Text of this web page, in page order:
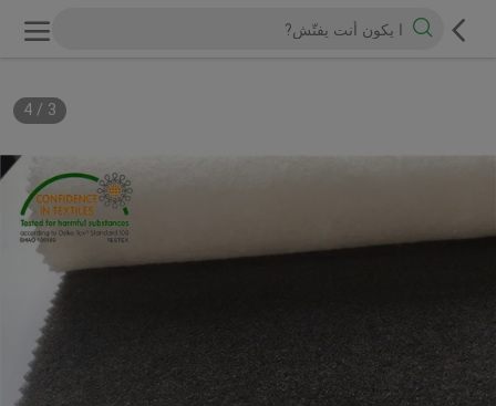
3
/
4